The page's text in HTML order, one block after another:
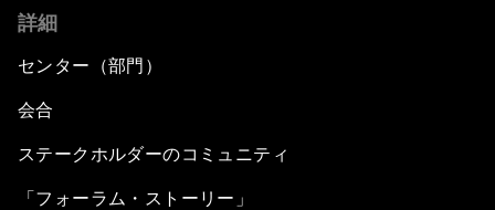
詳細
センター（部門）
会合
ステークホルダーのコミュニティ
「フォーラム・ストーリー」